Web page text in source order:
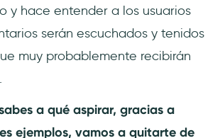
y hace entender a los usuarios
serán escuchados y tenidos
muy probablemente recibirán
a qué aspirar, gracias a
ejemplos, vamos a quitarte de